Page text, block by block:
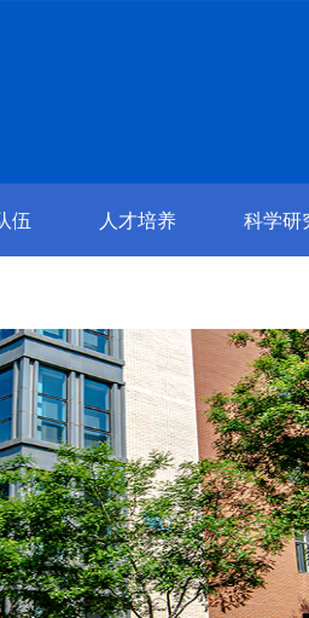
伍 人才培养 科学研